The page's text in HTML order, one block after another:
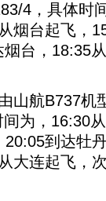
4，具体时
烟台起飞，
台，18:35
航B737机
为，16:30
到达牡
大连起飞，